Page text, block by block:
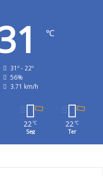
℃
31º - 22º
56%
3.71 km/h
22℃
Seg
22℃
Ter